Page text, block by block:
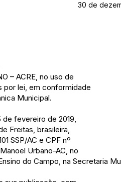
30 de
– ACRE, no uso de
por lei, em conformidade
Municipal.
de fevereiro de 2019,
Freitas, brasileira,
SSP/AC e CPF nº
Urbano-AC, no
do Campo, na Secretaria